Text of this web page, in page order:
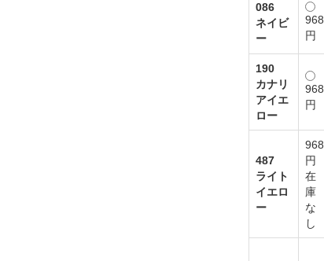
086
ネイビ
ー
968
円
190
カナリ
アイエ
ロー
968
円
487
ライト
イエロ
ー
968
円
在
庫
な
し